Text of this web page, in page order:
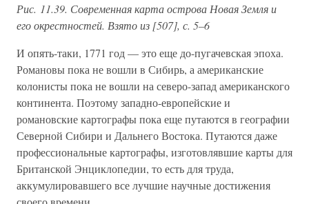
Рис. 11.39. Современная карта острова Новая Земля и
его окрестностей. Взято из [507], с. 5–6
И опять-таки, 1771 год — это еще до-пугачевская эпоха.
Романовы пока не вошли в Сибирь, а американские
колонисты пока не вошли на северо-запад американского
континента. Поэтому западно-европейские и
романовские картографы пока еще путаются в географии
Северной Сибири и Дальнего Востока. Путаются даже
профессиональные картографы, изготовлявшие карты для
Британской Энциклопедии, то есть для труда,
аккумулировавшего все лучшие научные достижения